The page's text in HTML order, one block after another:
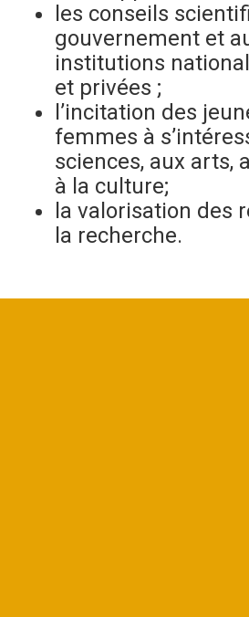
les conseils
gouvernement et
institutions
et privées ;
l’incitation des
femmes à
sciences, aux arts,
à la culture;
la valorisation des
la recherche.